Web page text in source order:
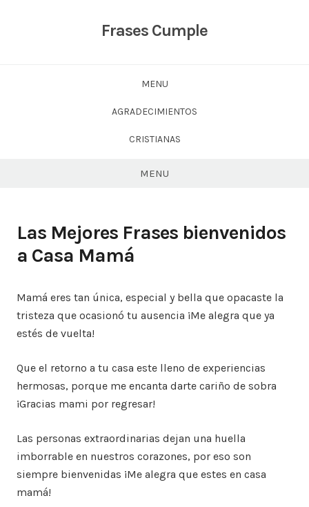
Frases Cumple
MENU
AGRADECIMIENTOS
CRISTIANAS
MENU
Las Mejores Frases bienvenidos
a Casa Mamá
Mamá eres tan única, especial y bella que opacaste la
tristeza que ocasionó tu ausencia ¡Me alegra que ya
estés de vuelta!
Que el retorno a tu casa este lleno de experiencias
hermosas, porque me encanta darte cariño de sobra
¡Gracias mami por regresar!
Las personas extraordinarias dejan una huella
imborrable en nuestros corazones, por eso son
siempre bienvenidas ¡Me alegra que estes en casa
mamá!